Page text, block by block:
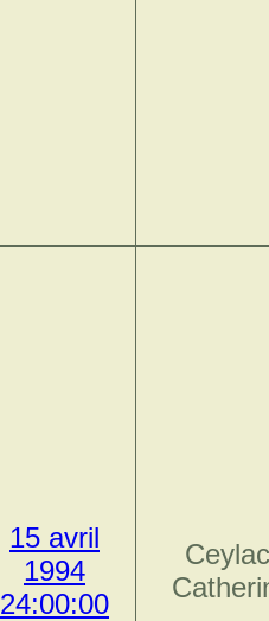
15 avril
1994
24:00:00